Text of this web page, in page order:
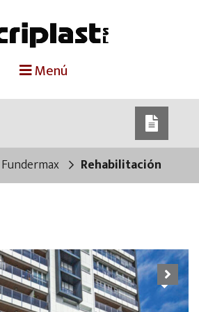
Menú
portada
criplast
destacados
contacto
Rehabilitación
Next